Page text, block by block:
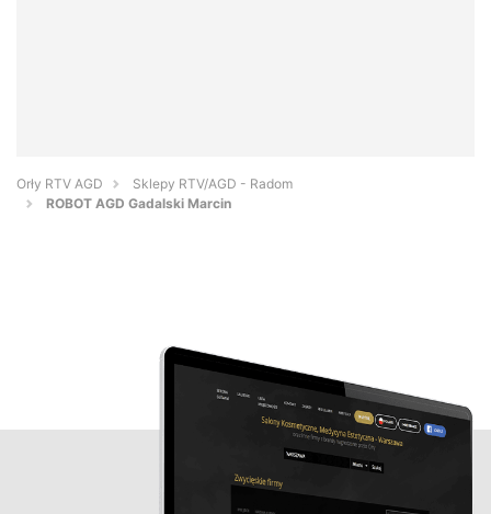
Orły RTV AGD
Sklepy RTV/AGD - Radom
ROBOT AGD Gadalski Marcin